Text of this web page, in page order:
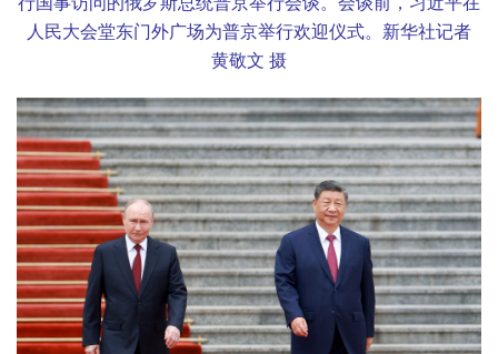
人民大会堂东门外广场为普京举行欢迎仪式。新华社记者
黄敬文 摄